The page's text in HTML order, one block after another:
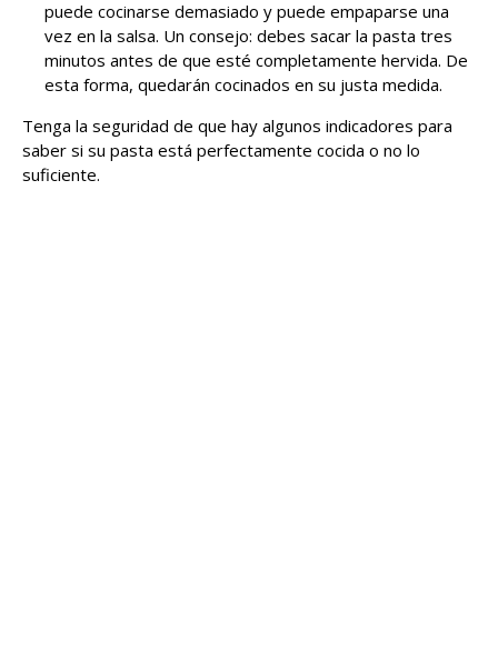
puede cocinarse demasiado y puede empaparse una
vez en la salsa. Un consejo: debes sacar la pasta tres
minutos antes de que esté completamente hervida. De
esta forma, quedarán cocinados en su justa medida.
Tenga la seguridad de que hay algunos indicadores para
saber si su pasta está perfectamente cocida o no lo
suficiente.